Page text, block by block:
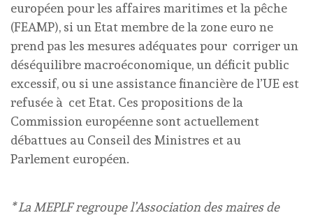
européen pour les affaires maritimes et la pêche
(FEAMP), si un Etat membre de la zone euro ne
prend pas les mesures adéquates pour corriger un
déséquilibre macroéconomique, un déficit public
excessif, ou si une assistance financière de l’UE est
refusée à cet Etat. Ces propositions de la
Commission européenne sont actuellement
débattues au Conseil des Ministres et au
Parlement européen.
* La MEPLF regroupe l’Association des maires de